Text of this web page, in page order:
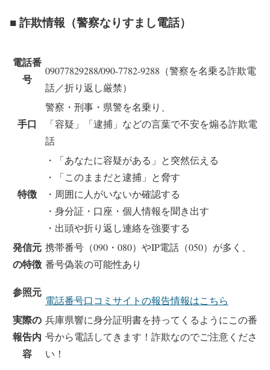
■ 詐欺情報（警察なりすまし電話）
電話番
号
09077829288/090-7782-9288（警察を名乗る詐欺電
話／折り返し厳禁）
手口
警察・刑事・県警を名乗り、
「容疑」「逮捕」などの言葉で不安を煽る詐欺電
話
特徴
・「あなたに容疑がある」と突然伝える
・「このままだと逮捕」と脅す
・周囲に人がいないか確認する
・身分証・口座・個人情報を聞き出す
・出頭や折り返し連絡を強要する
発信元
の特徴
携帯番号（090・080）やIP電話（050）が多く、
番号偽装の可能性あり
参照元
電話番号口コミサイトの報告情報はこちら
実際の
報告内
容
兵庫県響に身分証明書を持ってくるようにこの番
号から電話してきます！詐欺なのでご注意くださ
い！